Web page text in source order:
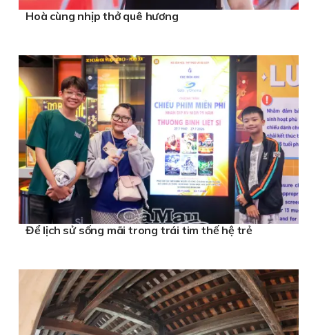
Hoà cùng nhịp thở quê hương
Để lịch sử sống mãi trong trái tim thế hệ trẻ